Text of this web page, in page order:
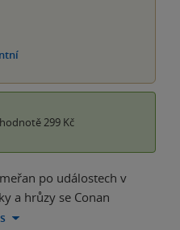
299 Kč
po událostech v
a hrůzy se Conan